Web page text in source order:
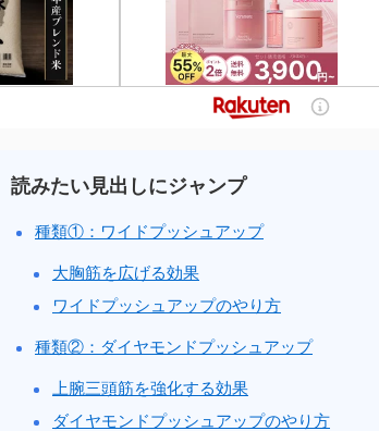
読みたい見出しにジャンプ
種類①：ワイドプッシュアップ
大胸筋を広げる効果
ワイドプッシュアップのやり方
種類②：ダイヤモンドプッシュアップ
上腕三頭筋を強化する効果
ダイヤモンドプッシュアップのやり方